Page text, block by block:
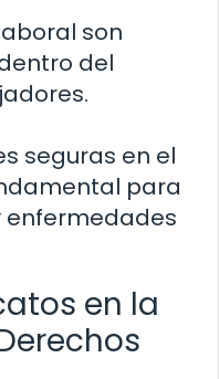
son
del
seguras en el
para
enfermedades
en la